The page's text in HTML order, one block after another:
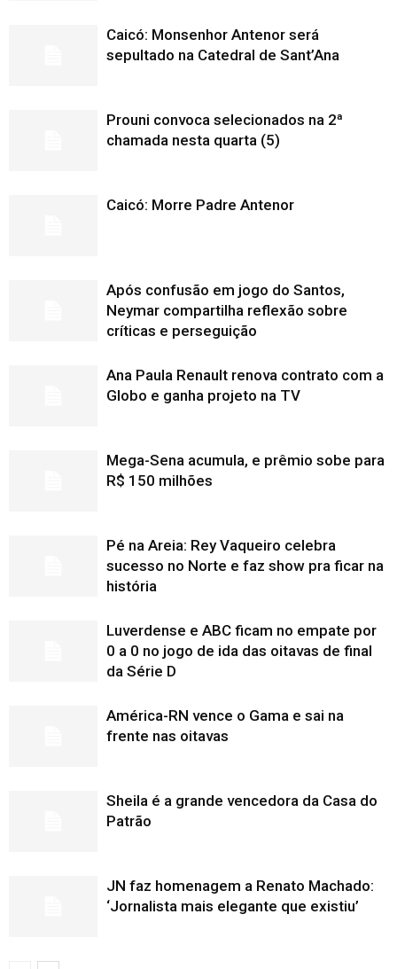
Caicó: Monsenhor Antenor será
sepultado na Catedral de Sant’Ana
Prouni convoca selecionados na 2ª
chamada nesta quarta (5)
Caicó: Morre Padre Antenor
Após confusão em jogo do Santos,
Neymar compartilha reflexão sobre
críticas e perseguição
Ana Paula Renault renova contrato com a
Globo e ganha projeto na TV
Mega-Sena acumula, e prêmio sobe para
R$ 150 milhões
Pé na Areia: Rey Vaqueiro celebra
sucesso no Norte e faz show pra ficar na
história
Luverdense e ABC ficam no empate por
0 a 0 no jogo de ida das oitavas de final
da Série D
América-RN vence o Gama e sai na
frente nas oitavas
Sheila é a grande vencedora da Casa do
Patrão
JN faz homenagem a Renato Machado:
‘Jornalista mais elegante que existiu’